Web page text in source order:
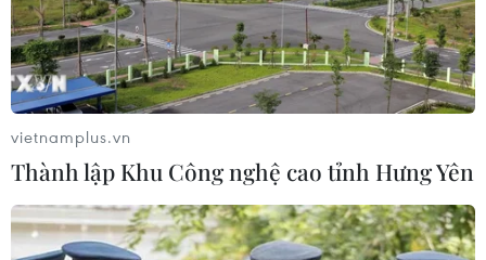
vietnamplus.vn
Thành lập Khu Công nghệ cao tỉnh Hưng Yên